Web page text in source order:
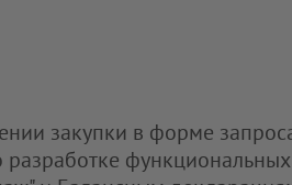
закупки в форме